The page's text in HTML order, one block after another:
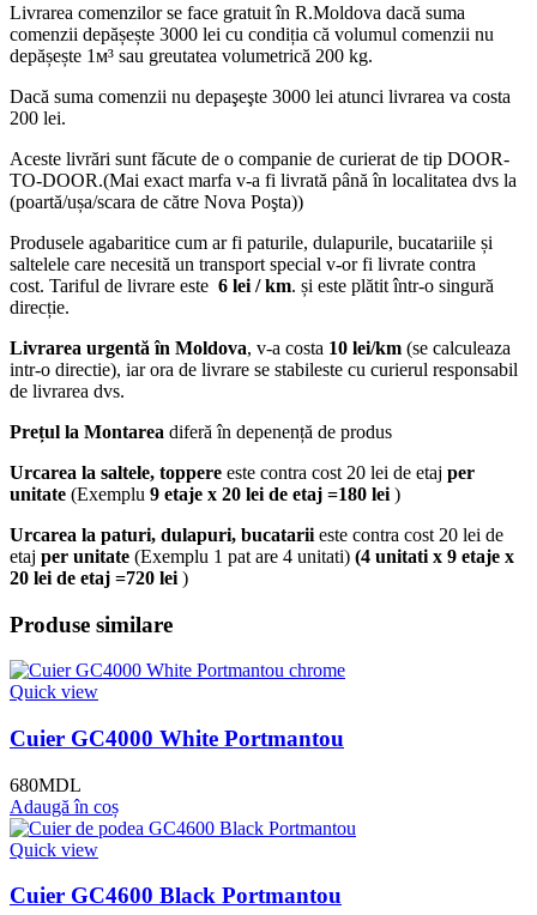
Livrarea comenzilor se face gratuit în R.Moldova dacă suma
comenzii depășește 3000 lei cu condiția că volumul comenzii nu
depășește 1м³ sau greutatea volumetrică 200 kg.
Dacă suma comenzii nu depaşeşte 3000 lei atunci livrarea va costa
200 lei.
Aceste livrări sunt făcute de o companie de curierat de tip DOOR-
TO-DOOR.(Mai exact marfa v-a fi livrată până în localitatea dvs la
(poartă/ușa/scara de către Nova Poşta))
Produsele agabaritice cum ar fi paturile, dulapurile, bucatariile și
saltelele care necesită un transport special v-or fi livrate contra
cost. Tariful de livrare este 6 lei / km. și este plătit într-o singură
direcție.
Livrarea urgentă în Moldova, v-a costa 10 lei/km (se calculeaza
intr-o directie), iar ora de livrare se stabileste cu curierul responsabil
de livrarea dvs.
Prețul la Montarea diferă în depenență de produs
Urcarea la saltele, toppere este contra cost 20 lei de etaj per
unitate (Exemplu 9 etaje x 20 lei de etaj =180 lei )
Urcarea la paturi, dulapuri, bucatarii este contra cost 20 lei de
etaj per unitate (Exemplu 1 pat are 4 unitati) (4 unitati x 9 etaje x
20 lei de etaj =720 lei )
Produse similare
Quick view
Cuier GC4000 White Portmantou
680MDL
Adaugă în coș
Quick view
Cuier GC4600 Black Portmantou